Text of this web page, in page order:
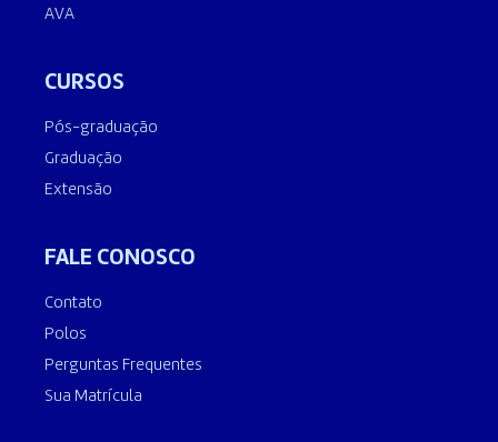
AVA
CURSOS
Pós-graduação
Graduação
Extensão
FALE CONOSCO
Contato
Polos
Perguntas Frequentes
Sua Matrícula